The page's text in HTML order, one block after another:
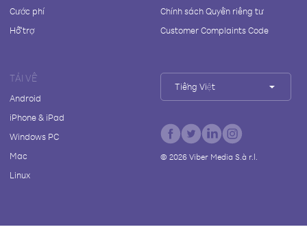
Cước phí
Hỗ trợ
Chính sách Quyền riêng tư
Customer Complaints Code
TẢI VỀ
Android
iPhone & iPad
Windows PC
Mac
Linux
Tiếng Việt
© 2026Viber Media S.à r.l.